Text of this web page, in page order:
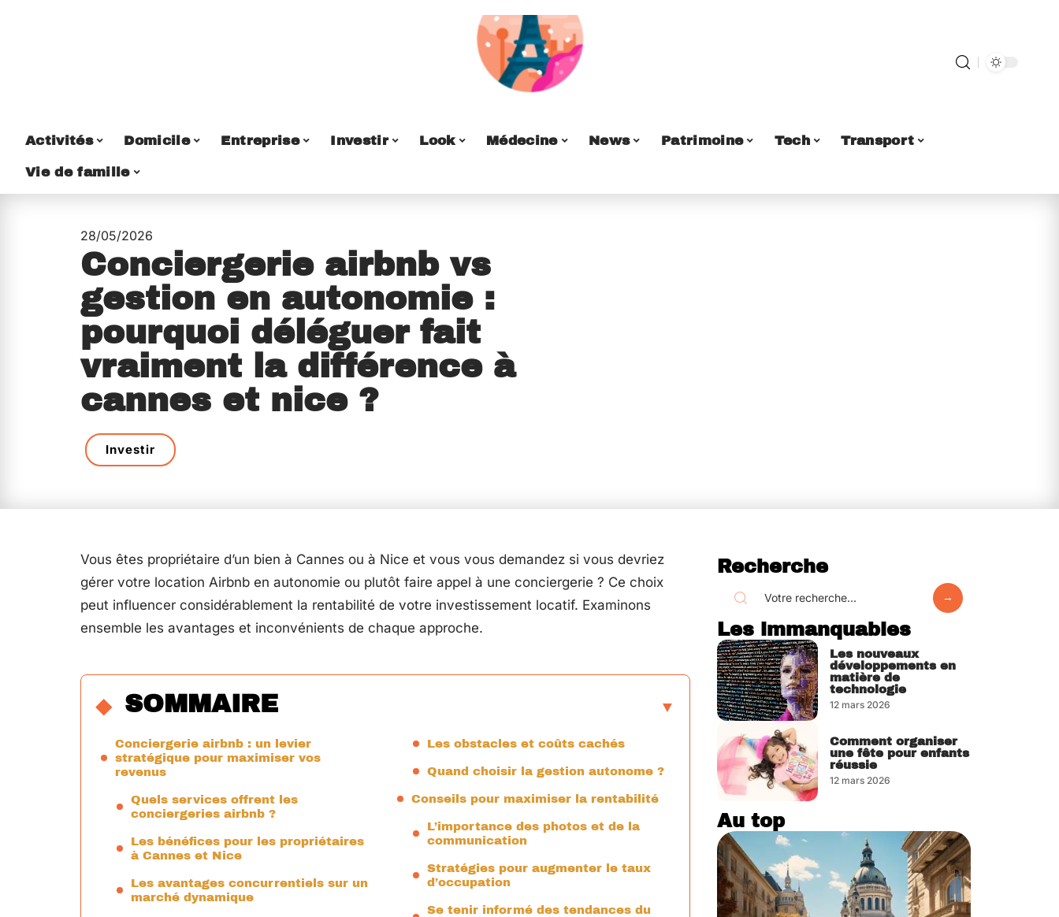
Activités Domicile Entreprise Investir Look Médecine News Patrimoine Tech Transport
Vie de famille
28/05/2026
Conciergerie airbnb vs
gestion en autonomie :
pourquoi déléguer fait
vraiment la différence à
cannes et nice ?
Investir
Vous êtes propriétaire d’un bien à Cannes ou à Nice et vous vous demandez si vous devriez
gérer votre location Airbnb en autonomie ou plutôt faire appel à une conciergerie ? Ce choix
peut influencer considérablement la rentabilité de votre investissement locatif. Examinons
ensemble les avantages et inconvénients de chaque approche.
SOMMAIRE
Conciergerie airbnb : un levier
stratégique pour maximiser vos
revenus
Quels services offrent les
conciergeries airbnb ?
Les bénéfices pour les propriétaires
à Cannes et Nice
Les avantages concurrentiels sur un
marché dynamique
Les obstacles et coûts cachés
Quand choisir la gestion autonome ?
Conseils pour maximiser la rentabilité
L’importance des photos et de la
communication
Stratégies pour augmenter le taux
d’occupation
Se tenir informé des tendances du
Recherche
Les immanquables
Les nouveaux
développements en
matière de
technologie
12 mars 2026
Comment organiser
une fête pour enfants
réussie
12 mars 2026
Au top